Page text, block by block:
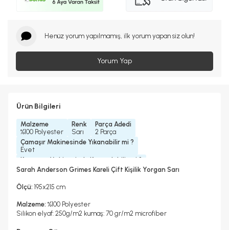
Henüz yorum yapılmamış, ilk yorum yapan siz olun!
Yorum Yap
Ürün Bilgileri
Malzeme
%100 Polyester
Renk
Sarı
Parça Adedi
2 Parça
Çamaşır Makinesinde Yıkanabilir mi ?
Evet
Kurutma Makinesinde Kurutulabilir mi ?
Evet
Evet
Biyesiz
Mikrofiber
Sarah Anderson Grimes Kareli Çift Kişilik Yorgan Sarı
Ölçü: 195x215 cm
Malzeme: %100 Polyester
Silikon elyaf: 250g/m2 kumaş: 70 gr/m2 microfiber